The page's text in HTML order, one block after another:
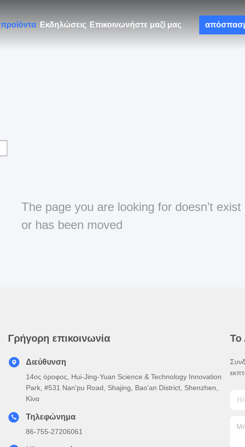
προϊόντα Εκδηλώσεις Επικοινωνήστε μαζί μας
The page you are looking for doesn’t exist
or has been moved
Γρήγορη επικοινωνία
Διεύθυνση
14ος όροφος, Hui-Jing-Yuan Science & Technology Innovation
Park, #531 Nan'pu Road, Shajing, Bao'an District, Shenzhen,
Κίνα
Τηλεφώνημα
86-755-27206061
Το